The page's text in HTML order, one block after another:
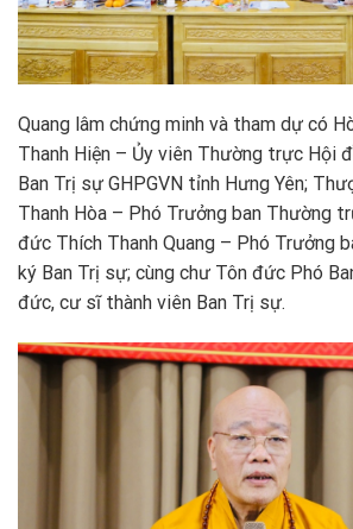
Quang lâm chứng minh và tham dự có
Thanh Hiện – Ủy viên Thường trực Hội
Ban Trị sự GHPGVN tỉnh Hưng Yên;
Thanh Hòa – Phó Trưởng ban Thường
đức Thích Thanh Quang – Phó Trưởng
ký Ban Trị sự; cùng chư Tôn đức Phó
đức, cư sĩ thành viên Ban Trị sự.